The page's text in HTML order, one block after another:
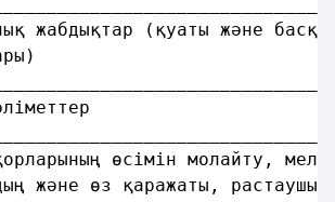
жабдықтар (қуаты және
өсiмiн молайту,
және өз қаражаты, растаушы